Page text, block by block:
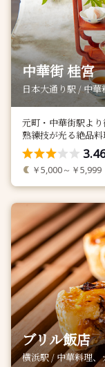
中華街 桂宮
日本大通り駅 / 中
元町・中華街駅よ
熟練技が光る絶品
￥5,000～￥5,999
ブリル飯店
横浜駅 / 中華料理